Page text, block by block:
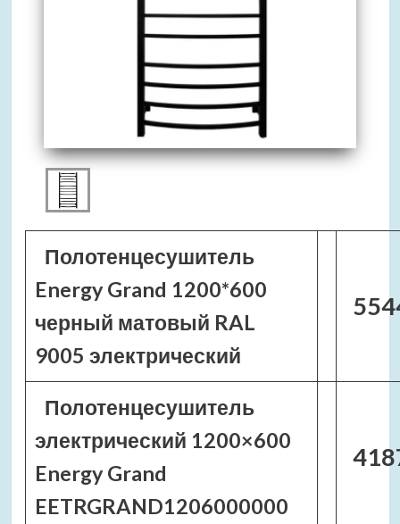
Полотенцесушитель
Energy Grand 1200*600
черный матовый RAL
9005 электрический
Полотенцесушитель
электрический 1200×600
Energy Grand
EETRGRAND1206000000